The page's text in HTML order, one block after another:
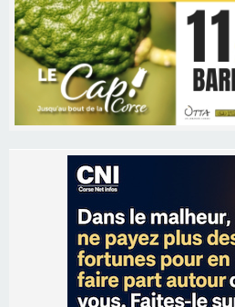
Les brèves
06/08/2026 15:57
Ucciani – Marché des